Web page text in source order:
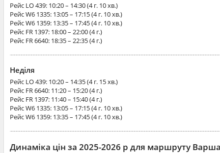
Рейс LO 439: 10:20 – 14:30 (4 г. 10 хв.)
РейсW6 1335: 13:05 – 17:15 (4 г. 10 хв.)
РейсW6 1359: 13:35 – 17:45 (4 г. 10 хв.)
Рейс FR 1397: 18:00 – 22:00 (4 г.)
Рейс FR 6640: 18:35 – 22:35 (4 г.)
Неділя
Рейс LO 439: 10:20 – 14:35 (4 г. 15 хв.)
Рейс FR 6640: 11:20 – 15:20 (4 г.)
Рейс FR 1397: 11:40 – 15:40 (4 г.)
РейсW6 1335: 13:05 – 17:15 (4 г. 10 хв.)
РейсW6 1359: 13:35 – 17:45 (4 г. 10 хв.)
Динаміка цін за 2025-2026 р для маршруту